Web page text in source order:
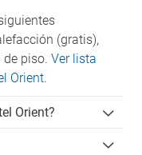
(gratis),
de piso. Ver lista
Orient.
Orient?